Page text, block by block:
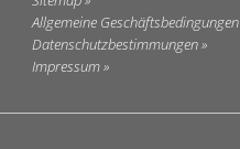
Allgemeine Geschäftsbedingungen
Datenschutzbestimmungen
Impressum